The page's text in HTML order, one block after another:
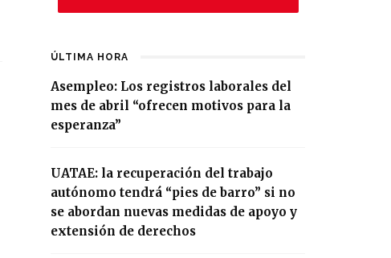
ÚLTIMA HORA
Asempleo: Los registros laborales del
mes de abril “ofrecen motivos para la
esperanza”
UATAE: la recuperación del trabajo
autónomo tendrá “pies de barro” si no
se abordan nuevas medidas de apoyo y
extensión de derechos